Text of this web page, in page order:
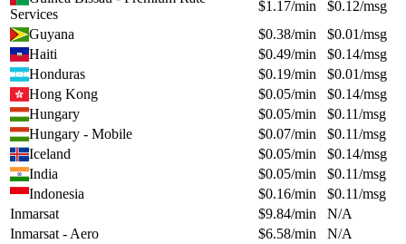
Services
$1.17/min $0.12/msg
Guyana
$0.38/min $0.01/msg
Haiti
$0.49/min $0.14/msg
Honduras
$0.19/min $0.01/msg
Hong Kong
$0.05/min $0.14/msg
Hungary
$0.05/min $0.11/msg
Hungary - Mobile
$0.07/min $0.11/msg
Iceland
$0.05/min $0.14/msg
India
$0.05/min $0.11/msg
Indonesia
$0.16/min $0.11/msg
Inmarsat
$9.84/min
N/A
Inmarsat - Aero
$6.58/min
N/A